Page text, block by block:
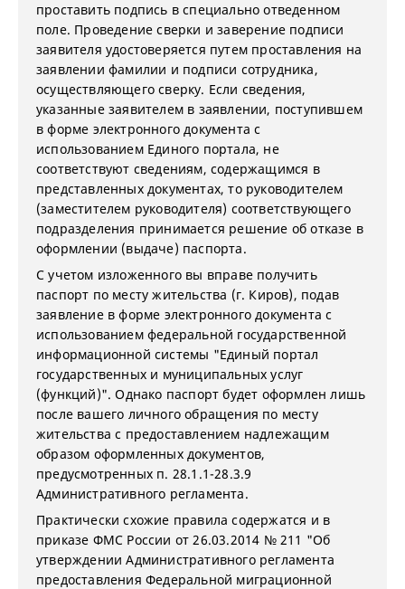
проставить подпись в специально отведенном
поле. Проведение сверки и заверение подписи
заявителя удостоверяется путем проставления на
заявлении фамилии и подписи сотрудника,
осуществляющего сверку. Если сведения,
указанные заявителем в заявлении, поступившем
в форме электронного документа с
использованием Единого портала, не
соответствуют сведениям, содержащимся в
представленных документах, то руководителем
(заместителем руководителя) соответствующего
подразделения принимается решение об отказе в
оформлении (выдаче) паспорта.
С учетом изложенного вы вправе получить
паспорт по месту жительства (г. Киров), подав
заявление в форме электронного документа с
использованием федеральной государственной
информационной системы "Единый портал
государственных и муниципальных услуг
(функций)". Однако паспорт будет оформлен лишь
после вашего личного обращения по месту
жительства с предоставлением надлежащим
образом оформленных документов,
предусмотренных п. 28.1.1-28.3.9
Административного регламента.
Практически схожие правила содержатся и в
приказе ФМС России от 26.03.2014 № 211 "Об
утверждении Административного регламента
предоставления Федеральной миграционной